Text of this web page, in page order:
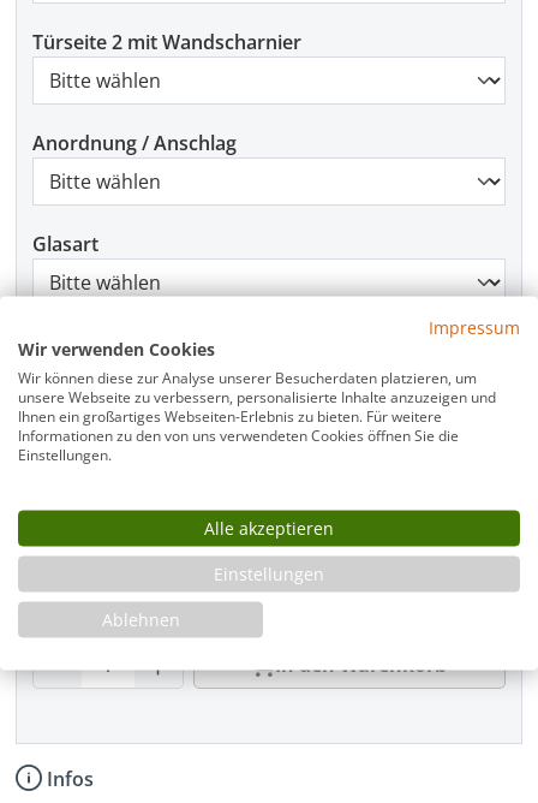
Türseite 2 mit Wandscharnier
Anordnung / Anschlag
Glasart
Griffart
Beschlagfarbe
Montage
In den Warenkorb
Infos
Impressum
Wir verwenden Cookies
Wir können diese zur Analyse unserer Besucherdaten platzieren, um
unsere Webseite zu verbessern, personalisierte Inhalte anzuzeigen und
Ihnen ein großartiges Webseiten-Erlebnis zu bieten. Für weitere
Informationen zu den von uns verwendeten Cookies öffnen Sie die
Einstellungen.
Alle akzeptieren
Einstellungen
Ablehnen